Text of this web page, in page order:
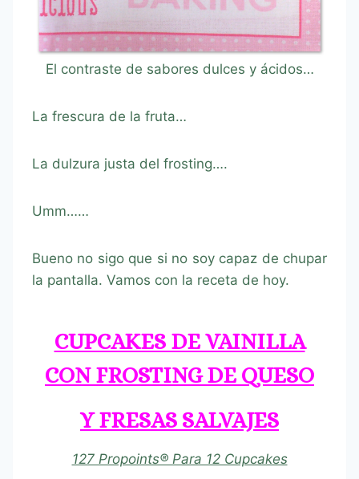
El contraste de sabores dulces y ácidos…
La frescura de la fruta…
La dulzura justa del frosting….
Umm……
Bueno no sigo que si no soy capaz de chupar
la pantalla. Vamos con la receta de hoy.
CUPCAKES DE VAINILLA
CON FROSTING DE QUESO
Y FRESAS SALVAJES
127 Propoints® Para 12 Cupcakes